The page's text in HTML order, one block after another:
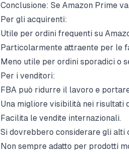
Conclusione: Se Amazon Prime
Per gli acquirenti:
Utile per ordini frequenti su
Particolarmente attraente per le
Meno utile per ordini sporadici o
Per i venditori:
FBA può ridurre il lavoro e
Una migliore visibilità nei risultati
Facilita le vendite internazionali.
Si dovrebbero considerare gli alti
Non sempre adatto per prodotti